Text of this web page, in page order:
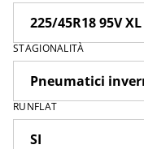
STAGIONALITÀ
RUNFLAT